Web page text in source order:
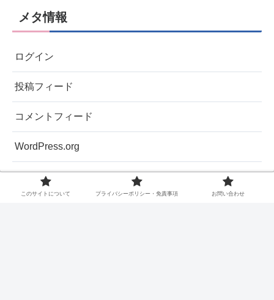
メタ情報
ログイン
投稿フィード
コメントフィード
WordPress.org
このサイトについて プライバシーポリシー・免責事項 お問い合わせ